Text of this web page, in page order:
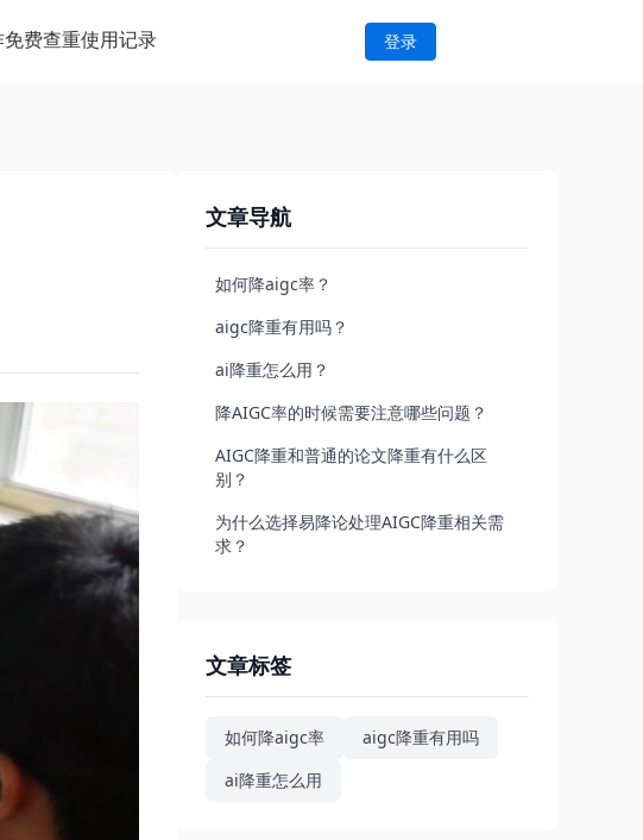
免费查重使用记录 登录
文章导航
如何降aigc率？
aigc降重有用吗？
ai降重怎么用？
降AIGC率的时候需要注意哪些问题？
AIGC降重和普通的论文降重有什么区
别？
为什么选择易降论处理AIGC降重相关需
求？
文章标签
如何降aigc率
aigc降重有用吗
ai降重怎么用